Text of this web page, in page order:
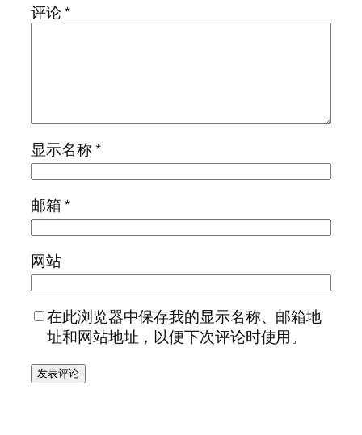
评论*
显示名称*
邮箱*
网站
在此浏览器中保存我的显示名称、邮箱地
址和网站地址，以便下次评论时使用。